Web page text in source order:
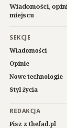
Wiadomości,
miejscu
SEKCJE
Wiadomości
Opinie
Nowe technologie
Styl życia
REDAKCJA
Pisz z thefad.pl